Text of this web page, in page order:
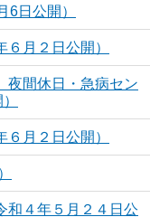
6日公開）
月２日公開）
夜間休日・急病セン
月２日公開）
和４年５月２４日公